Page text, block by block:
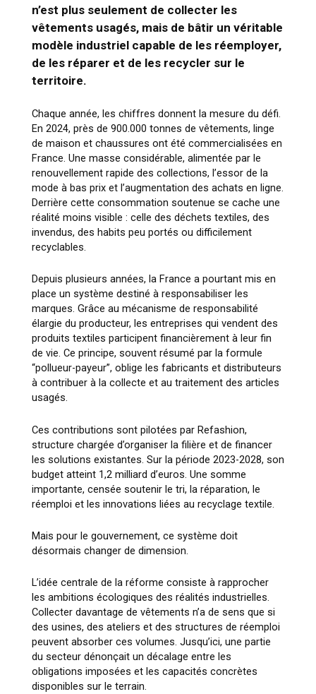
n’est plus seulement de collecter les
vêtements usagés, mais de bâtir un véritable
modèle industriel capable de les réemployer,
de les réparer et de les recycler sur le
territoire.
Chaque année, les chiffres donnent la mesure du défi.
En 2024, près de 900.000 tonnes de vêtements, linge
de maison et chaussures ont été commercialisées en
France. Une masse considérable, alimentée par le
renouvellement rapide des collections, l’essor de la
mode à bas prix et l’augmentation des achats en ligne.
Derrière cette consommation soutenue se cache une
réalité moins visible : celle des déchets textiles, des
invendus, des habits peu portés ou difficilement
recyclables.
Depuis plusieurs années, la France a pourtant mis en
place un système destiné à responsabiliser les
marques. Grâce au mécanisme de responsabilité
élargie du producteur, les entreprises qui vendent des
produits textiles participent financièrement à leur fin
de vie. Ce principe, souvent résumé par la formule
“pollueur-payeur”, oblige les fabricants et distributeurs
à contribuer à la collecte et au traitement des articles
usagés.
Ces contributions sont pilotées par Refashion,
structure chargée d’organiser la filière et de financer
les solutions existantes. Sur la période 2023-2028, son
budget atteint 1,2 milliard d’euros. Une somme
importante, censée soutenir le tri, la réparation, le
réemploi et les innovations liées au recyclage textile.
Mais pour le gouvernement, ce système doit
désormais changer de dimension.
L’idée centrale de la réforme consiste à rapprocher
les ambitions écologiques des réalités industrielles.
Collecter davantage de vêtements n’a de sens que si
des usines, des ateliers et des structures de réemploi
peuvent absorber ces volumes. Jusqu’ici, une partie
du secteur dénonçait un décalage entre les
obligations imposées et les capacités concrètes
disponibles sur le terrain.